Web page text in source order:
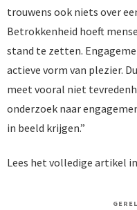
trouwens ook niets over
Betrokkenheid hoeft
stand te zetten.
actieve vorm van plezier.
meet vooral niet
onderzoek naar
in beeld krijgen.”
Lees het volledige artikel in